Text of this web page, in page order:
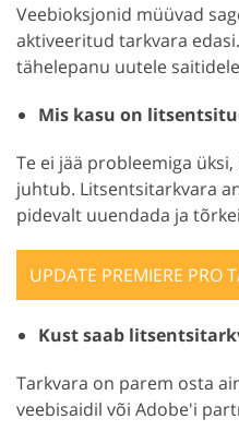
Veebioksjonid müüvad
aktiveeritud tarkvara
tähelepanu uutele
Mis kasu on
Te ei jää probleemiga
juhtub. Litsentsitarkvara
pidevalt uuendada ja
UPDATE PREMIERE PRO
Kust saab
Tarkvara on parem osta
veebisaidil või Adobe'i